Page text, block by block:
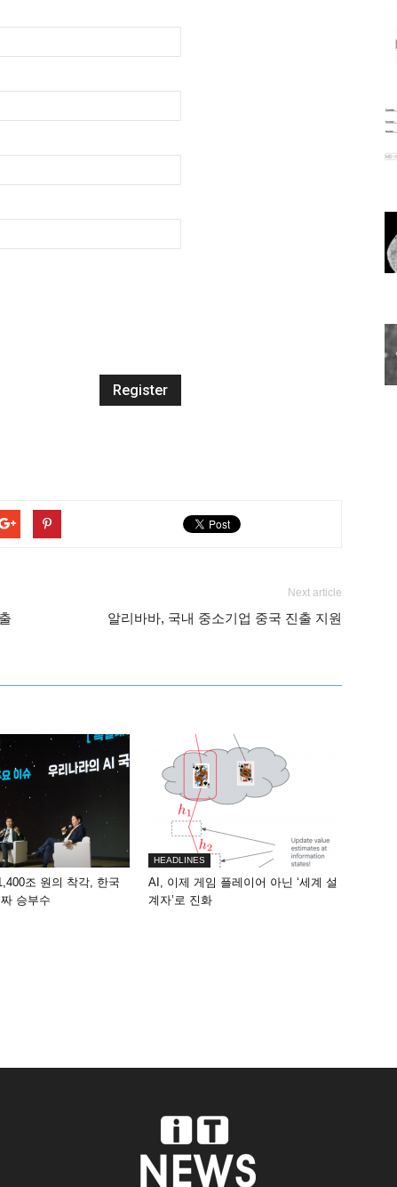
Next article
알리바바, 국내 중소기업 중국 진출 지원
조 원의 착각, 한국
승부수
HEADLINES
AI, 이제 게임 플레이어 아닌 ‘세계 설
계자’로 진화